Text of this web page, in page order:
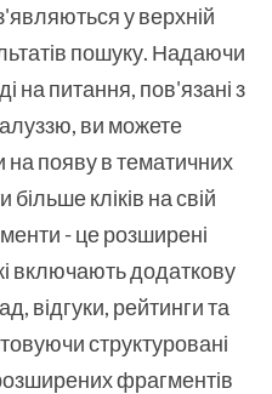
у верхній
пошуку. Надаючи
на питання, пов'язані з
ви можете
на появу в тематичних
кліків на свій
- це розширені
включають додаткову
відгуки, рейтинги та
структуровані
фрагментів